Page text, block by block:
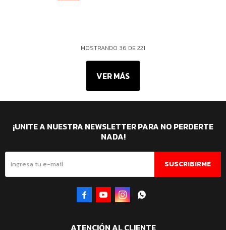
MOSTRANDO 36 DE221
VER MÁS
ATENCIÓN AL CLIENTE
¡UNITE A NUESTRA NEWSLETTER PARA NO PERDERTE
NADA!
SUSCRIBIRME
   